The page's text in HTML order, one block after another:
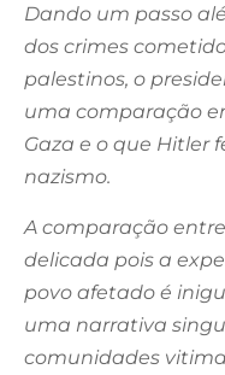
Dando um passo
dos crimes
palestinos, o
uma comparação
Gaza e o que Hitler
nazismo.
A comparação
delicada pois a
povo afetado é
uma narrativa
comunidades